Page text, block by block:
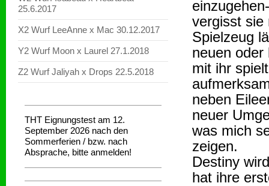
25.6.2017
X2 Wurf LeeAnne x Mac 30.12.2017
Y2 Wurf Moon x Laurel 27.1.2018
Z2 Wurf Jaliyah x Drops 22.5.2018
THT Eignungstest am 12.
September 2026 nach den
Sommerferien / bzw. nach
Absprache, bitte anmelden!
vergisst sie
Spielzeug
neuen
mit ihr
neben
neuer
was mich
zeigen.
Destiny
hat ihre